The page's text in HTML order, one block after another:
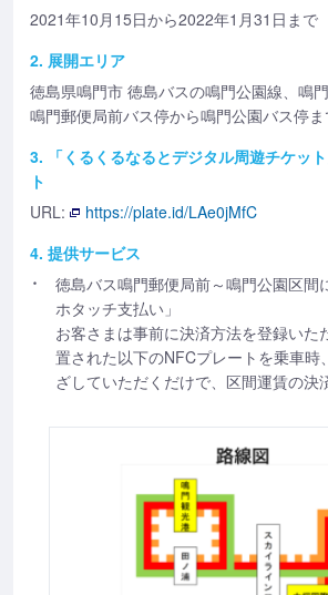
2021年10月15日から2022年1月31日まで
2. 展開エリア
徳島県鳴門市 徳島バスの鳴門公園線、鳴
鳴門郵便局前バス停から鳴門公園バス停
3. 「くるくるなるとデジタル周遊チケッ
ト
URL:
https://plate.id/LAe0jMfC
4. 提供サービス
徳島バス鳴門郵便局前～鳴門公園区間
ホタッチ支払い」
お客さまは事前に決済方法を登録いた
置された以下のNFCプレートを乗車時
ざしていただくだけで、区間運賃の決